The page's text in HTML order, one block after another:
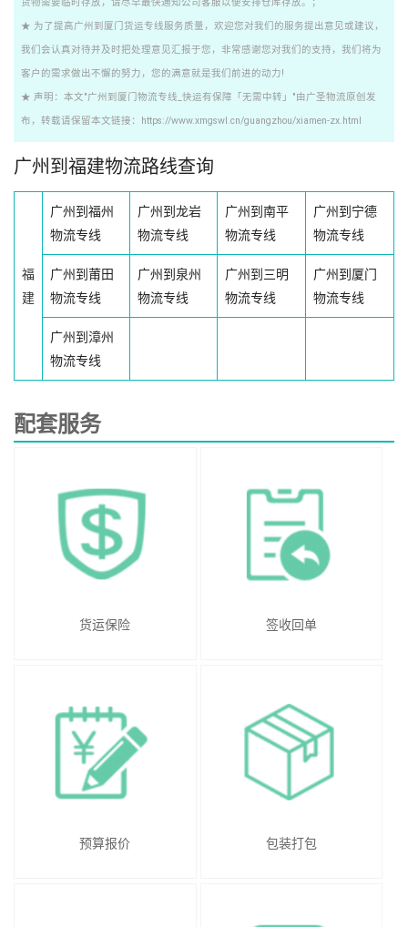
★ 为了提高广州到厦门货运专线服务质量，欢迎您对我们的服务提出意见或建议，
我们会认真对待并及时把处理意见汇报于您，非常感谢您对我们的支持，我们将为
客户的需求做出不懈的努力，您的满意就是我们前进的动力!
★ 声明：本文"广州到厦门物流专线_快运有保障「无需中转」"由广圣物流原创发
布，转载请保留本文链接：https://www.xmgswl.cn/guangzhou/xiamen-zx.html
广州到福建物流路线查询
福
建
广州到福州
物流专线
广州到龙岩
物流专线
广州到南平
物流专线
广州到宁德
物流专线
广州到莆田
物流专线
广州到泉州
物流专线
广州到三明
物流专线
广州到厦门
物流专线
广州到漳州
物流专线
配套服务
货运保险 签收回单
预算报价 包装打包